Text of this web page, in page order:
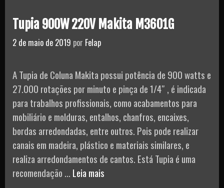
Ancora
FAI72N
Tupia 900W 220V Makita M3601G
2 de maio de 2019 por Felap
A Tupia de Coluna Makita possui potência de 900 watts e
27.000 rotações por minuto e pinça de 1/4″ , é indicada
para trabalhos profissionais, como acabamentos para
mobiliário e molduras, entalhos, chanfros, encaixes,
bordas arredondadas, entre outros. Pois pode realizar
canais em madeira, plástico e materiais similares, e
realiza arredondamentos de cantos. Está Tupia é uma
recomendação … Leia mais